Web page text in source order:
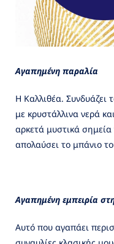
Αγαπημένη παραλία
Η Καλλιθέα. Συνδυάζει
με κρυστάλλινα νερά
αρκετά μυστικά
απολαύσει το μπάνιο
Αγαπημένη εμπειρία
Αυτό που αγαπάει